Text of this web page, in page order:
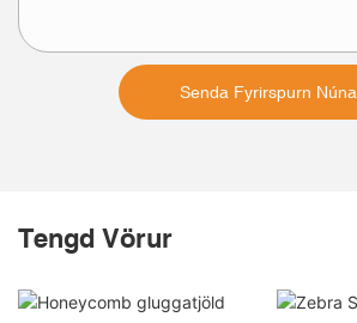
Senda Fyrirspurn Núna
Tengd Vörur